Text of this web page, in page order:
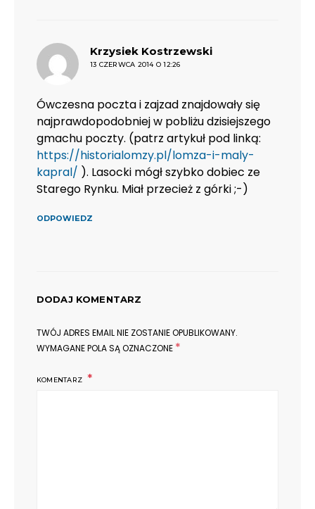
Krzysiek Kostrzewski
13 CZERWCA 2014 O 12:26
Ówczesna poczta i zajzad znajdowały się
najprawdopodobniej w pobliżu dzisiejszego
gmachu poczty. (patrz artykuł pod linką:
https://historialomzy.pl/lomza-i-maly-
kapral/ ). Lasocki mógł szybko dobiec ze
Starego Rynku. Miał przecież z górki ;-)
ODPOWIEDZ
DODAJ KOMENTARZ
TWÓJ ADRES EMAIL NIE ZOSTANIE OPUBLIKOWANY.
WYMAGANE POLA SĄ OZNACZONE *
KOMENTARZ